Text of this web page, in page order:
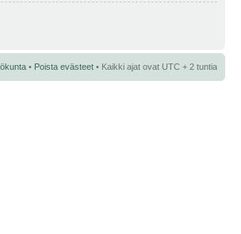
• Poista evästeet • Kaikki ajat ovat UTC + 2 tuntia